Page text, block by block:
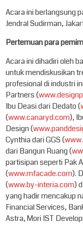
Acara ini berlangsung
Jendral Sudirman,
Pertemuan para
Acara ini dihadiri oleh
untuk mendiskusikan
profesional di industri
Partners (
Ibu Deasi dari Dedato (
(www.canaryd.com),
Design (
Cynthia dari GGS (
dari Bangun Ruang (
partisipan seperti Pak
(www.mfacade.com).
(www.by-interia.com)
yang hadir mencakup
Financial Services,
Astra, Mori IST